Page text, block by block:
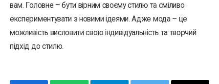
вам. Головне – бути вірним своєму стилю та сміливо
експериментувати з новими ідеями. Адже мода – це
можливість висловити свою індивідуальність та творчий
підхід до стилю.